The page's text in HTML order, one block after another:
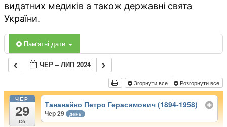
видатних медиків а також державні свята
України.
Пам'ятні дати
ЧЕР – ЛИП 2024
Згорнути все Розгорнути все
ЧЕР
29
Сб
Тананайко Петро Герасимович (1894-1958)
Чер 29 день